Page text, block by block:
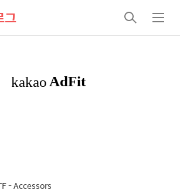
그
검
색
메
뉴
- Accessors